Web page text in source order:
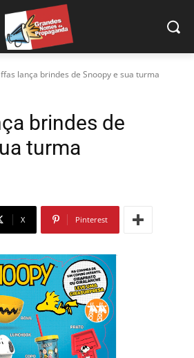
lança brindes de Snoopy e sua turma
brindes de
turma
X Pinterest